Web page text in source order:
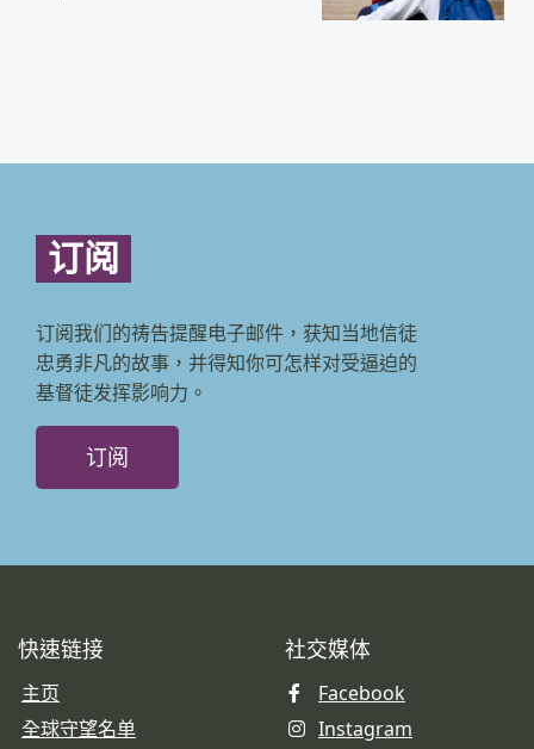
订阅
订阅我们的祷告提醒电子邮件，获知当地信徒
忠勇非凡的故事，并得知你可怎样对受逼迫的
基督徒发挥影响力。
订阅
快速链接
主页
全球守望名单
社交媒体
Facebook
Instagram